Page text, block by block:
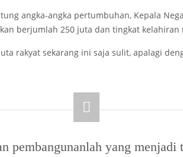
angka-angka pertumbuhan, Kepala
berjumlah 250 juta dan tingkat kelahiran
rakyat sekarang ini saja sulit, apalagi
pembangunanlah yang menjadi